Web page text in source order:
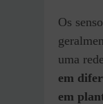
Os
uma
em
em